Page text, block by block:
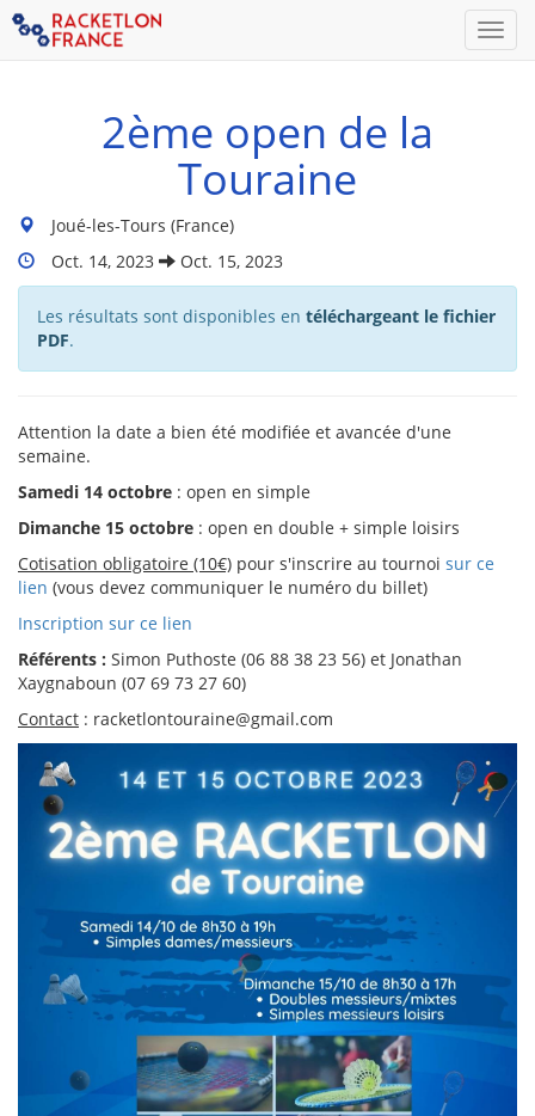
Menu
2ème open de la
Touraine
Lieu
du
tournoi
:
Joué-les-Tours (France)
Dates
Du
Tournoi
Oct. 14, 2023 Oct. 15, 2023
Les résultats sont disponibles en téléchargeant le fichier
PDF.
Attention la date a bien été modifiée et avancée d'une
semaine.
Samedi 14 octobre : open en simple
Dimanche 15 octobre : open en double + simple loisirs
Cotisation obligatoire (10€) pour s'inscrire au tournoi sur ce
lien (vous devez communiquer le numéro du billet)
Inscription sur ce lien
Référents : Simon Puthoste (06 88 38 23 56) et Jonathan
Xaygnaboun (07 69 73 27 60)
Contact : racketlontouraine@gmail.com